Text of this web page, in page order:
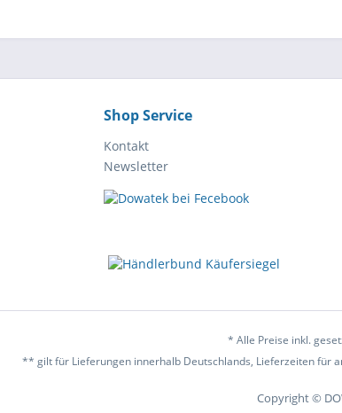
Shop Service
Kontakt
Newsletter
* Alle Preise inkl.
** gilt für Lieferungen innerhalb Deutschlands, Lieferzeiten für
Copyright ©